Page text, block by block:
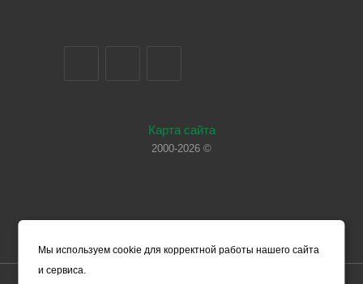
Карта сайта
2000-2026 ©
Мы используем cookie для корректной работы нашего сайта
и сервиса.